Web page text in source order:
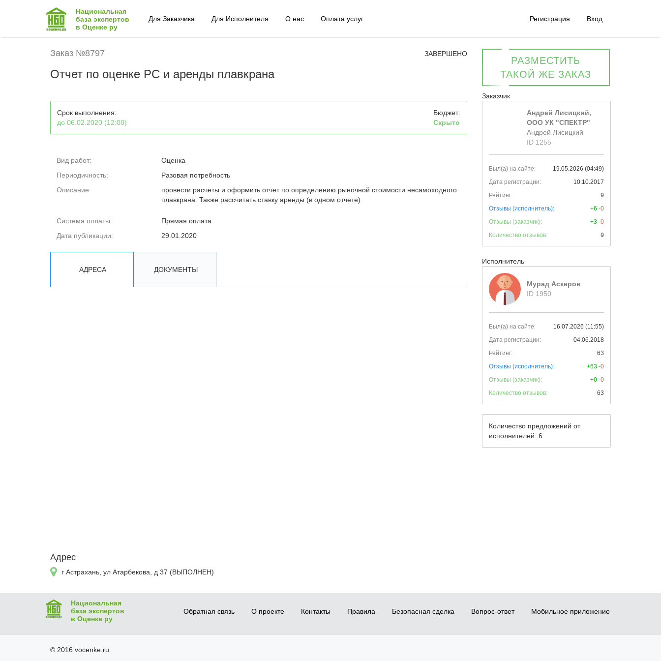
Национальная
база экспертов
в Оценке ру
Для Заказчика Для Исполнителя О нас Оплата услуг Регистрация Вход
Заказ №8797 ЗАВЕРШЕНО
Отчет по оценке РС и аренды плавкрана
РАЗМЕСТИТЬ
ТАКОЙ ЖЕ ЗАКАЗ
Срок выполнения:
до 06.02.2020 (12:00)
Бюджет:
Скрыто
Вид работ:
Оценка
Периодичность:
Разовая потребность
Описание:
провести расчеты и оформить отчет по определению рыночной стоимости несамоходного
плавкрана. Также рассчитать ставку аренды (в одном отчете).
Система оплаты:
Прямая оплата
Дата публикации:
29.01.2020
АДРЕСА ДОКУМЕНТЫ
Адрес
г Астрахань, ул Атарбекова, д 37 (ВЫПОЛНЕН)
Заказчик
Андрей Лисицкий,
ООО УК "СПЕКТР"
Андрей Лисицкий
ID 1255
Был(а) на сайте:
19.05.2026 (04:49)
Дата регистрации:
10.10.2017
Рейтинг:
9
Отзывы (исполнитель):
+6 -0
Отзывы (заказчик):
+3 -0
Количество отзывов:
9
Исполнитель
Мурад Аскеров
ID 1950
Был(а) на сайте:
16.07.2026 (11:55)
Дата регистрации:
04.06.2018
Рейтинг:
63
Отзывы (исполнитель):
+63 -0
Отзывы (заказчик):
+0 -0
Количество отзывов:
63
Количество предложений от
исполнителей: 6
Национальная
база экспертов
в Оценке ру
Обратная связь О проекте Контакты Правила Безопасная сделка Вопрос-ответ Мобильное приложение
© 2016 vocenke.ru